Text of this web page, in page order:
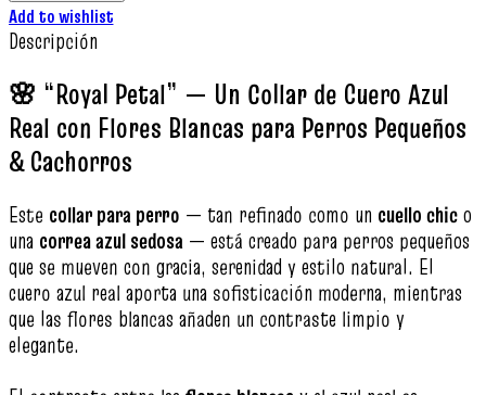
Add to wishlist
Descripción
🌸 “Royal Petal” — Un Collar de Cuero Azul
Real con Flores Blancas para Perros Pequeños
& Cachorros
Este collar para perro — tan refinado como un cuello chico
una correa azul sedosa — está creado para perros pequeños
que se mueven con gracia, serenidad y estilo natural. El
cuero azul real aporta una sofisticación moderna, mientras
que las flores blancas añaden un contraste limpio y
elegante.